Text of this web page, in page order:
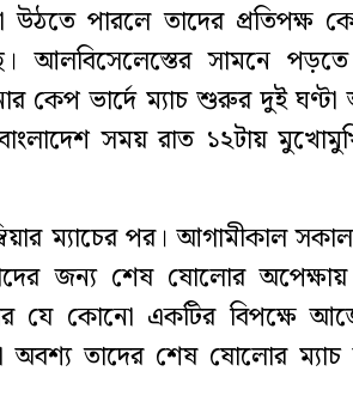
উঠতে পারলে তাদের প্রতিপক্ষ
আলবিসেলেস্তের সামনে
কেপ ভার্দে ম্যাচ শুরুর দুই
সময় রাত ১২টায়
ম্যাচের পর। আগামীকাল
জন্য শেষ ষোলোর
যে কোনো একটির বিপক্ষে
অবশ্য তাদের শেষ ষোলোর